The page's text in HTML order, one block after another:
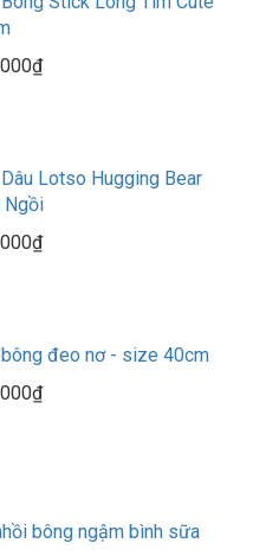
Lotso Hugging Bear
Ngồi
bông đeo nơ - size 40cm
bông ngậm bình sữa